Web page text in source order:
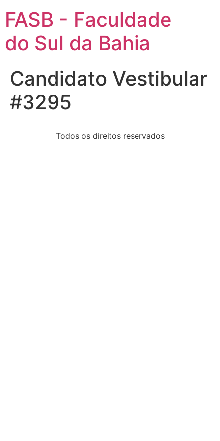
FASB - Faculdade
do Sul da Bahia
Candidato Vestibular
#3295
Todos os direitos reservados